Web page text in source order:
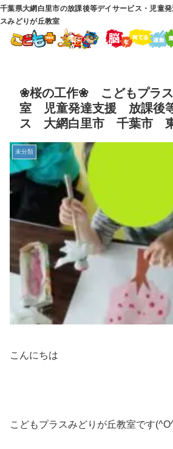
千葉県大網白里市の放課後等デイサービス・児童
スみどりが丘教室
❀桜の工作❀ こどもプラス
室 児童発達支援 放課後
ス 大網白里市 千葉市
未分類
こんにちは
こどもプラスみどりが丘教室です